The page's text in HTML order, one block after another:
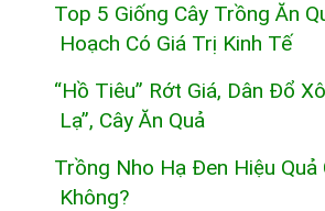
Top 5 Giống Cây Trồng Ăn
Hoạch Có Giá Trị Kinh Tế
“Hồ Tiêu” Rớt Giá, Dân Đổ
Lạ”, Cây Ăn Quả
Trồng Nho Hạ Đen Hiệu Quả
Không?